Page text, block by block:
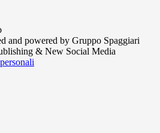
and powered by Gruppo Spaggiari
& New Social Media